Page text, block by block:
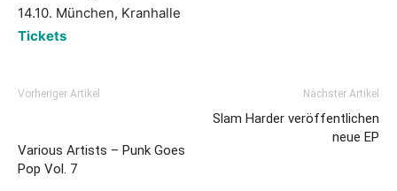
14.10. München, Kranhalle
Tickets
Vorheriger Artikel
Various Artists – Punk Goes
Pop Vol. 7
Nächster Artikel
Slam Harder veröffentlichen
neue EP